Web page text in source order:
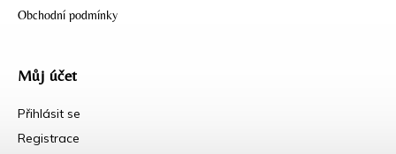
Obchodní podmínky
Můj účet
Přihlásit se
Registrace